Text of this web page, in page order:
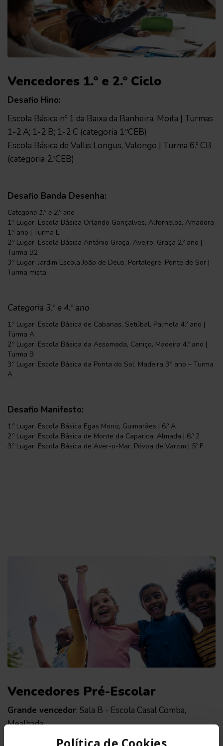
Vencedores 1.º e 2.º Ciclo
Desafio Hino:
Escola Básica nº 1 da Baixa da Banheira, Moita | Turmas
1-2 A; 1-2 B; 1-2 C (categoria 1.ºCEB)
Escola Básica de Vallis Longus, Valongo | Turma 6.º CB
(categoria 2.ºCEB)
Desafio Banda Desenha:
Categoria 1.º e 2.º ano
1.º Lugar: Escola Básica Orlando Gonçalves, Alfornelos, Amadora
1.º ano | Turma E
2.º Lugar: Escola Básica António Graça, Aveiro, Graça 2.º ano |
Turma B2
3.º Lugar: Jardim Escola João de Deus, Portalegre, Ponte de Sor |
Turma mista
Categoria 3.º e 4.º ano
1.º Lugar: Escola Básica de Cabanas, Setúbal, Palmela 4.º ano |
Turma A
2.º Lugar: Escola Básica da Assomada, Caniço, Madeira 4.º ano |
Turma B
3.º Lugar: Escola Básica da Ponta do Sol, Madeira 3.º ano – Turma
A
Desafio Manifesto:
1.º Lugar: Escola Básica Egas Moniz, Guimarães | 6.º A
2.º Lugar: Escola Básica de Monte da Caparica, Almada | 6.º 2
3.º Lugar: Escola Básica de Aver-o-Mar, Póvoa de Varzim | 5º F
Vencedores Pré-Escolar
Grande vencedor: Sala B - Escola Casal Comba,
Mealhada